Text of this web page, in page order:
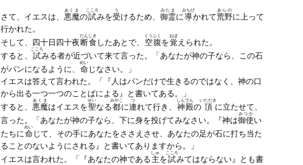
さて、イエスは、 悪魔
あくま
の試
こころ
みを受
う
けるため、 御霊
みたま
に 導
みちび
かれて荒野
あらの
に上って
行かれた。
そして、四十日四十夜 断食
だんじき
したあとで、 空腹
くうふく
を覚
おぼ
えられた。
すると、 試
こころ
みる者が近づいて来て言った。「あなたが神の子なら、この石
がパンになるように、 命
めい
じなさい。」
イエスは答えて言われた。「『人はパンだけで生きるのではなく、神の口
から出る一つ一つのことばによる』と書いてある。」
すると、 悪魔
あくま
はイエスを聖
せい
なる都
みやこ
に連
つ
れて行き、 神殿
しんでん
の 頂
いただき
に立たせて、
言った。「あなたが神の子なら、下に身を投げてみなさい。『神は御使
みつか
い
たちに 命
めい
じて、その手にあなたをささえさせ、あなたの足が石に打ち当た
ることのないようにされる』と書いてありますから。」
イエスは言われた。「『あなたの神である 主
しゅ
を試
こころ
みてはならない』とも書